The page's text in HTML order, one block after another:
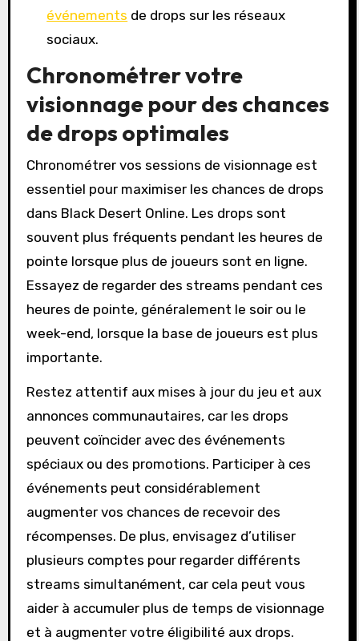
événements de drops sur les réseaux
sociaux.
Chronométrer votre
visionnage pour des chances
de drops optimales
Chronométrer vos sessions de visionnage est
essentiel pour maximiser les chances de drops
dans Black Desert Online. Les drops sont
souvent plus fréquents pendant les heures de
pointe lorsque plus de joueurs sont en ligne.
Essayez de regarder des streams pendant ces
heures de pointe, généralement le soir ou le
week-end, lorsque la base de joueurs est plus
importante.
Restez attentif aux mises à jour du jeu et aux
annonces communautaires, car les drops
peuvent coïncider avec des événements
spéciaux ou des promotions. Participer à ces
événements peut considérablement
augmenter vos chances de recevoir des
récompenses. De plus, envisagez d’utiliser
plusieurs comptes pour regarder différents
streams simultanément, car cela peut vous
aider à accumuler plus de temps de visionnage
et à augmenter votre éligibilité aux drops.